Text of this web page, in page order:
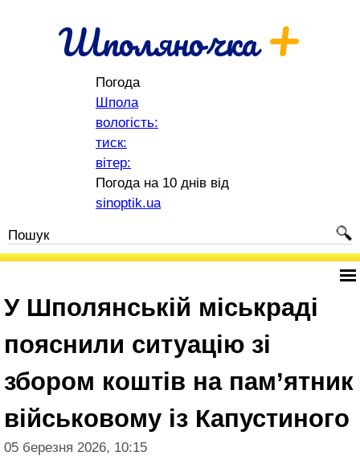
Шполяночка+
Погода
Шпола
вологість:
тиск:
вітер:
Погода на 10 днів від
sinoptik.ua
У Шполянській міськраді
пояснили ситуацію зі
збором коштів на пам’ятник
військовому із Капустиного
05 березня 2026, 10:15